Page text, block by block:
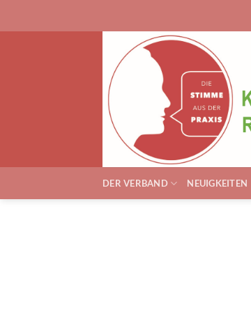
DER VERBAND NEUIGKEITEN